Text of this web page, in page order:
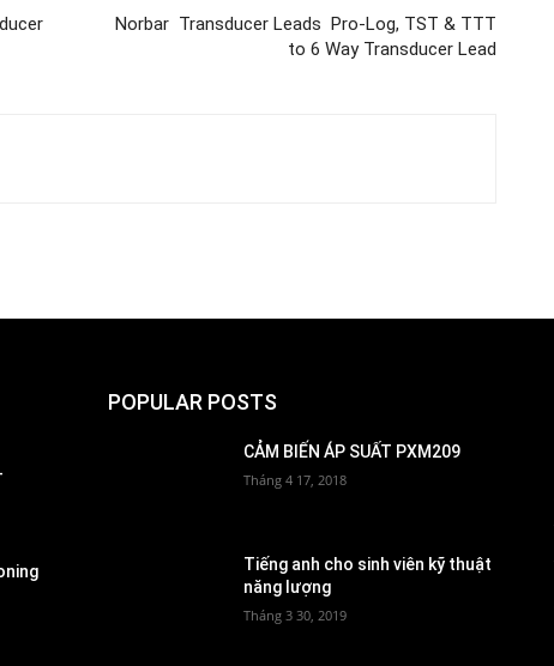
Norbar Transducer Leads Pro-Log, TST & TTT
to 6 Way Transducer Lead
POPULAR POSTS
CẢM BIẾN ÁP SUẤT PXM209
Tháng 4 17, 2018
Tiếng anh cho sinh viên kỹ thuật
năng lượng
Tháng 3 30, 2019